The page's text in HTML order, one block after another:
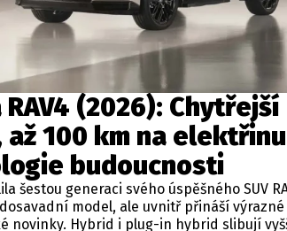
(2026): Chytřejší
až 100 km na
budoucnosti
šestou generaci svého úspěšného SUV
model, ale uvnitř přináší výrazné
novinky. Hybrid i plug-in hybrid slibují